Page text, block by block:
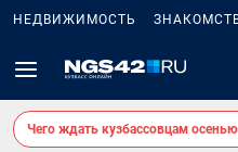
НЕДВИЖИМОСТЬ
Чего ждать кузбассовцам